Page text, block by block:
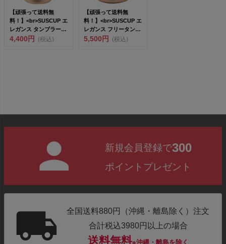
【頑張って送料無
料！】<br>SUSCUP エ
レガンス タンブラー
シャ...
4,400円 (税込)
【頑張って送料無
料！】<br>SUSCUP エ
レガンス フリータンブ
ラー...
5,500円 (税込)
新規会員登録で300
ポイントプレゼント
全国送料880円（沖縄・離島除く）注文
合計税込3980円以上の場合
送料無料※沖縄・離島を除く